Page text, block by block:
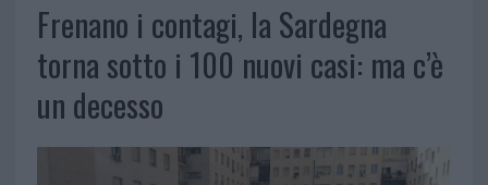
Frenano i contagi, la Sardegna
torna sotto i 100 nuovi casi: ma c’è
un decesso